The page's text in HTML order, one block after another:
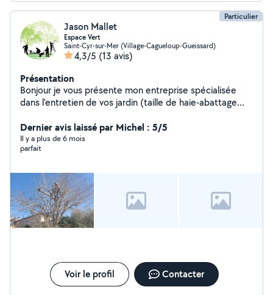
Particulier
Jason Mallet
Espace Vert
Saint-Cyr-sur-Mer (Village-Cagueloup-Gueissard)
4,3/5 (13 avis)
Présentation
Bonjour je vous présente mon entreprise spécialisée
dans l'entretien de vos jardin (taille de haie-abattage
à nous contacter pour un devis gratuit prix abordables
travaille propre et soigner
Dernier avis laissé par Michel : 5/5
Il y a plus de 6 mois
parfait
Voir le profil Contacter